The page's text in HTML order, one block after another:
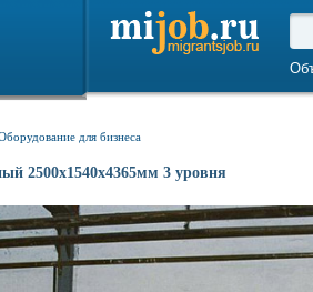
для бизнеса
2500х1540х4365мм 3 уровня